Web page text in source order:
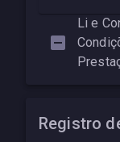
Li e
Registro